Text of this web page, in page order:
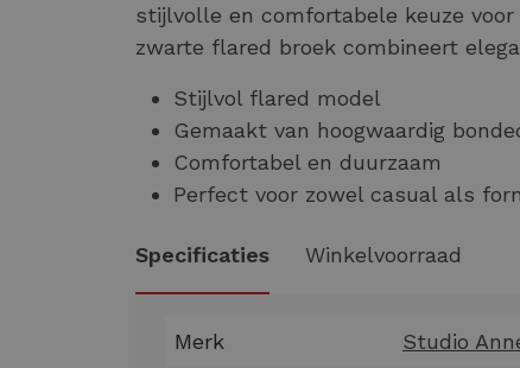
stijlvolle en comfortabele keuze
zwarte flared broek combineert
Stijlvol flared model
Gemaakt van hoogwaardig
Comfortabel en duurzaam
Perfect voor zowel casual als
Specificaties Winkelvoorraad
Merk Studio